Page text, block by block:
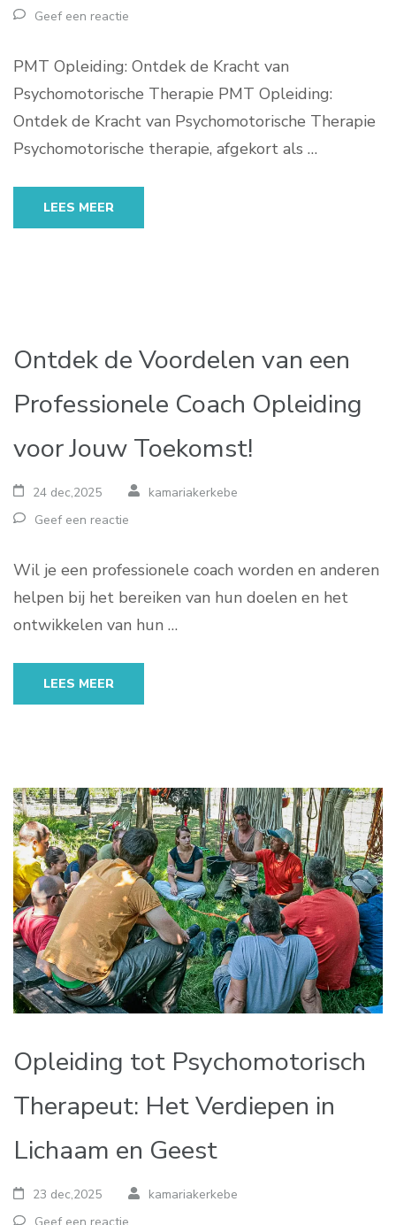
Geef een reactie
PMT Opleiding: Ontdek de Kracht van
Psychomotorische Therapie PMT Opleiding:
Ontdek de Kracht van Psychomotorische Therapie
Psychomotorische therapie, afgekort als …
LEES MEER
Ontdek de Voordelen van een
Professionele Coach Opleiding
voor Jouw Toekomst!
24 dec,2025
kamariakerkebe
Geef een reactie
Wil je een professionele coach worden en anderen
helpen bij het bereiken van hun doelen en het
ontwikkelen van hun …
LEES MEER
Opleiding tot Psychomotorisch
Therapeut: Het Verdiepen in
Lichaam en Geest
23 dec,2025
kamariakerkebe